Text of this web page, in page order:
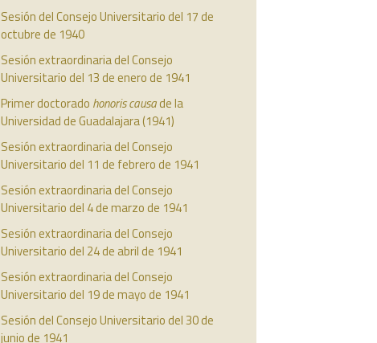
Sesión del Consejo Universitario del 17 de
octubre de 1940
Sesión extraordinaria del Consejo
Universitario del 13 de enero de 1941
Primer doctorado honoris causade la
Universidad de Guadalajara (1941)
Sesión extraordinaria del Consejo
Universitario del 11 de febrero de 1941
Sesión extraordinaria del Consejo
Universitario del 4 de marzo de 1941
Sesión extraordinaria del Consejo
Universitario del 24 de abril de 1941
Sesión extraordinaria del Consejo
Universitario del 19 de mayo de 1941
Sesión del Consejo Universitario del 30 de
junio de 1941